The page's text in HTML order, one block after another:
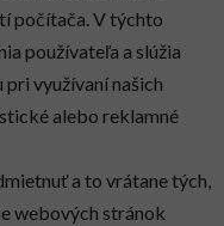
počítača. V týchto
používateľa a slúžia
využívaní našich
alebo reklamné
a to vrátane tých,
webových stránok